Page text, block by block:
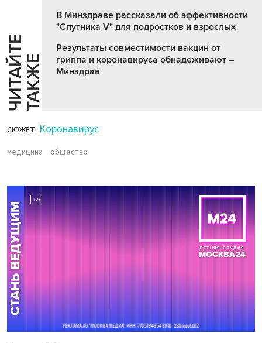
Ч
И
Т
АЙ
Т
Е
Т
А
К
ЖЕ
В Минздраве рассказали об эффективности
"Спутника V" для подростков и взрослых
Результаты совместимости вакцин от
гриппа и коронавируса обнадеживают –
Минздрав
СЮЖЕТ: Коронавирус
медицина общество